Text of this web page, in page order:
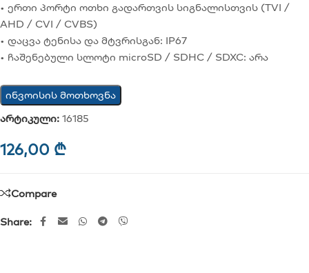
• ერთი პორტი ოთხი გადართვის სიგნალისთვის (TVI /
AHD / CVI / CVBS)
• დაცვა ტენისა და მტვრისგან: IP67
• ჩაშენებული სლოტი microSD / SDHC / SDXC: არა
ინვოისის მოთხოვნა
არტიკული: 16185
126,00 ₾
Compare
Share: